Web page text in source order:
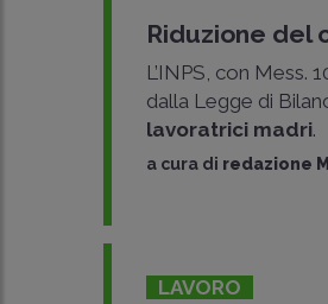
Riduzione del
L’INPS, con Mess.
dalla Legge di
lavoratrici madri.
a cura di redazione
LAVORO